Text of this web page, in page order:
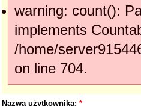
warning: count():
implements
/home/
on line 704.
Nazwa użytkownika:*